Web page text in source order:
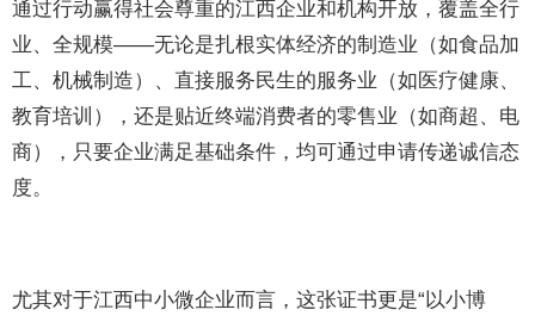
通过行动赢得社会尊重的江西企业和机构开放，覆盖全行
业、全规模——无论是扎根实体经济的制造业（如食品加
工、机械制造）、直接服务民生的服务业（如医疗健康、
教育培训），还是贴近终端消费者的零售业（如商超、电
商），只要企业满足基础条件，均可通过申请传递诚信态
度。
尤其对于江西中小微企业而言，这张证书更是“以小博